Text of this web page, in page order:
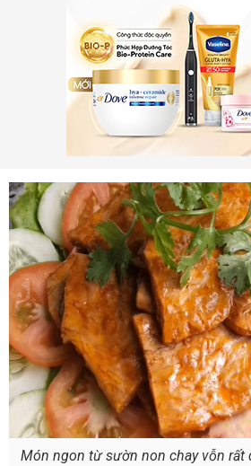
Món ngon từ sườn non chay vỗn rất